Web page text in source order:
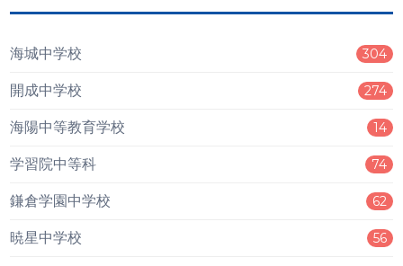
海城中学校 304
開成中学校 274
海陽中等教育学校 14
学習院中等科 74
鎌倉学園中学校 62
暁星中学校 56